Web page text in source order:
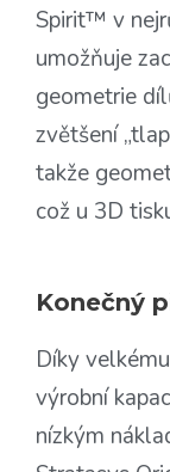
Spirit™ v
umožňuje
geometrie
zvětšení
takže
což u 3D
Konečný
Díky
výrobní
nízkým